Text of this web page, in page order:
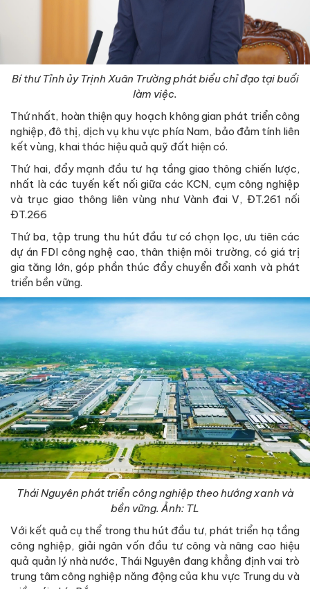
Bí thư Tỉnh ủy Trịnh Xuân Trường phát biểu chỉ đạo tại buổi
làm việc.
Thứ nhất, hoàn thiện quy hoạch không gian phát triển công
nghiệp, đô thị, dịch vụ khu vực phía Nam, bảo đảm tính liên
kết vùng, khai thác hiệu quả quỹ đất hiện có.
Thứ hai, đẩy mạnh đầu tư hạ tầng giao thông chiến lược,
nhất là các tuyến kết nối giữa các KCN, cụm công nghiệp
và trục giao thông liên vùng như Vành đai V, ĐT.261 nối
ĐT.266
Thứ ba, tập trung thu hút đầu tư có chọn lọc, ưu tiên các
dự án FDI công nghệ cao, thân thiện môi trường, có giá trị
gia tăng lớn, góp phần thúc đẩy chuyển đổi xanh và phát
triển bền vững.
Thái Nguyên phát triển công nghiệp theo hướng xanh và
bền vững. Ảnh: TL
Với kết quả cụ thể trong thu hút đầu tư, phát triển hạ tầng
công nghiệp, giải ngân vốn đầu tư công và nâng cao hiệu
quả quản lý nhà nước, Thái Nguyên đang khẳng định vai trò
trung tâm công nghiệp năng động của khu vực Trung du và